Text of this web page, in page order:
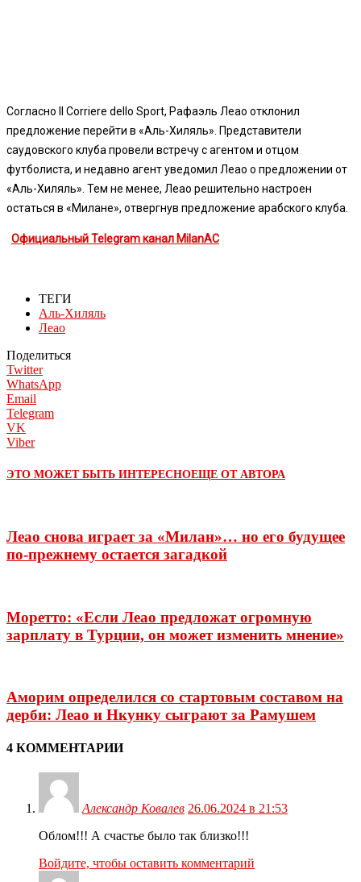
Согласно Il Corriere dello Sport, Рафаэль Леао отклонил
предложение перейти в «Аль-Хиляль». Представители
саудовского клуба провели встречу с агентом и отцом
футболиста, и недавно агент уведомил Леао о предложении от
«Аль-Хиляль». Тем не менее, Леао решительно настроен
остаться в «Милане», отвергнув предложение арабского клуба.
Официальный Telegram канал MilanAC
ТЕГИ
Аль-Хиляль
Леао
Поделиться
Twitter
WhatsApp
Email
Telegram
VK
Viber
ЭТО МОЖЕТ БЫТЬ ИНТЕРЕСНОЕЩЕ ОТ АВТОРА
Леао снова играет за «Милан»… но его будущее
по-прежнему остается загадкой
Моретто: «Если Леао предложат огромную
зарплату в Турции, он может изменить мнение»
Аморим определился со стартовым составом на
дерби: Леао и Нкунку сыграют за Рамушем
4 КОММЕНТАРИИ
Александр Ковалев 26.06.2024 в 21:53
Облом!!! А счастье было так близко!!!
Войдите, чтобы оставить комментарий